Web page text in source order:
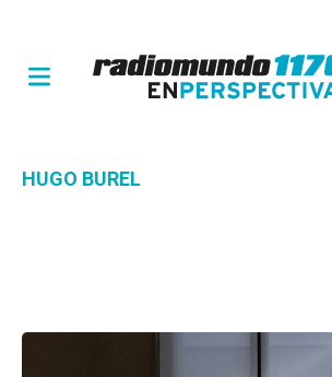
HUGO BUREL